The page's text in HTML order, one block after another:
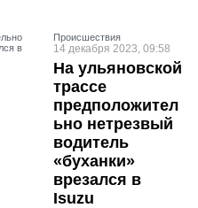
Проиcшествия
14 декабря 2023, 09:58
На ульяновской
трассе
предположител
ьно нетрезвый
водитель
«буханки»
врезался в
Isuzu